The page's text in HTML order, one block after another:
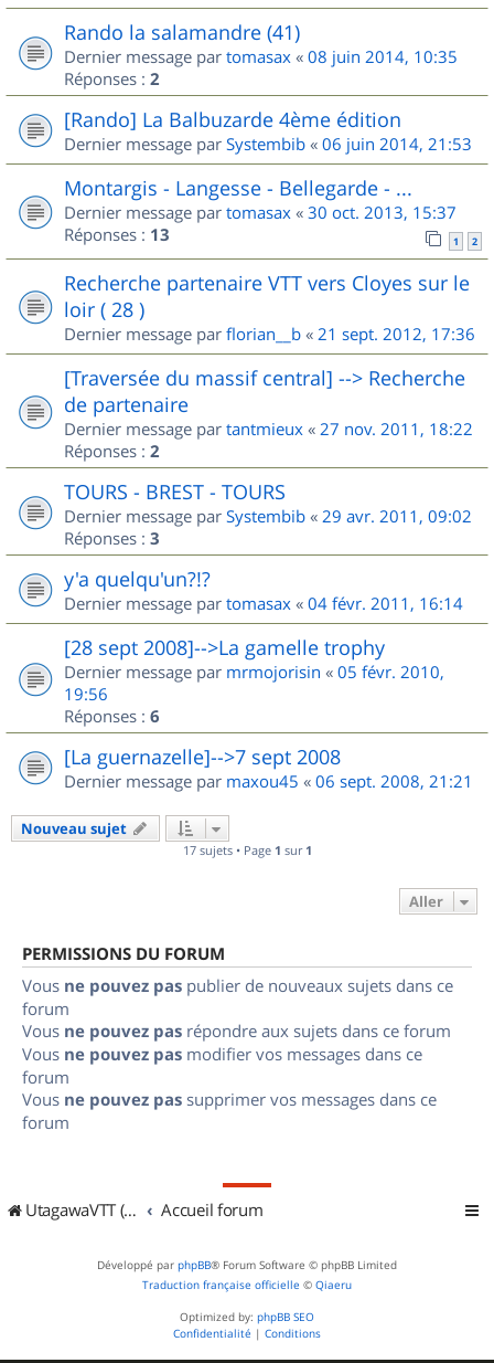
Rando la salamandre (41)
Dernier message par tomasax « 08 juin 2014, 10:35
Réponses : 2
[Rando] La Balbuzarde 4ème édition
Dernier message par Systembib « 06 juin 2014, 21:53
Montargis - Langesse - Bellegarde - ...
Dernier message par tomasax « 30 oct. 2013, 15:37
Réponses : 13 1 2
Recherche partenaire VTT vers Cloyes sur le
loir ( 28 )
Dernier message par florian__b « 21 sept. 2012, 17:36
[Traversée du massif central] --> Recherche
de partenaire
Dernier message par tantmieux « 27 nov. 2011, 18:22
Réponses : 2
TOURS - BREST - TOURS
Dernier message par Systembib « 29 avr. 2011, 09:02
Réponses : 3
y'a quelqu'un?!?
Dernier message par tomasax « 04 févr. 2011, 16:14
[28 sept 2008]-->La gamelle trophy
Dernier message par mrmojorisin « 05 févr. 2010,
19:56
Réponses : 6
[La guernazelle]-->7 sept 2008
Dernier message par maxou45 « 06 sept. 2008, 21:21
Nouveau sujet
17 sujets • Page 1 sur 1
Aller
PERMISSIONS DU FORUM
Vous ne pouvez pas publier de nouveaux sujets dans ce
forum
Vous ne pouvez pas répondre aux sujets dans ce forum
Vous ne pouvez pas modifier vos messages dans ce
forum
Vous ne pouvez pas supprimer vos messages dans ce
forum
UtagawaVTT (Randos VTT et VTTAE avec traces GPS) Accueil forum
Développé par phpBB® Forum Software © phpBB Limited
Traduction française officielle © Qiaeru
Optimized by: phpBB SEO
Confidentialité | Conditions